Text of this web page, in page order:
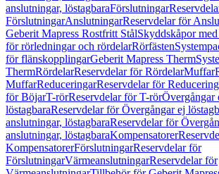
anslutningar, löstagbaraFörslutningar
FörslutningarAnslutningarReservdelar för
Geberit Mapress Rostfritt StålSkyddskåpor
för rörledningar och rördelarRörfästen
för flänskopplingarGeberit Mapress Therm
ThermRördelarReservdelar för RördelarMuffar
MuffarReduceringarReservdelar för
för BöjarT-rörReservdelar för T-rörÖvergångar
löstagbaraReservdelar för Övergångar ej
anslutningar, löstagbaraReservdelar för
anslutningar, löstagbaraKompensatorer
KompensatorerFörslutningarReservdelar för
FörslutningarVärmeanslutningarReservdelar för